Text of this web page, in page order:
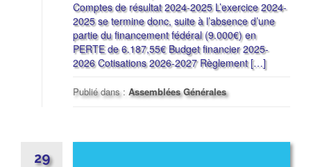
Comptes de résultat 2024-2025 L’exercice 2024-
2025 se termine donc, suite à l’absence d’une
partie du financement fédéral (9.000€) en
PERTE de 6.187,55€ Budget financier 2025-
2026 Cotisations 2026-2027 Règlement […]
Publié dans : Assemblées Générales
29